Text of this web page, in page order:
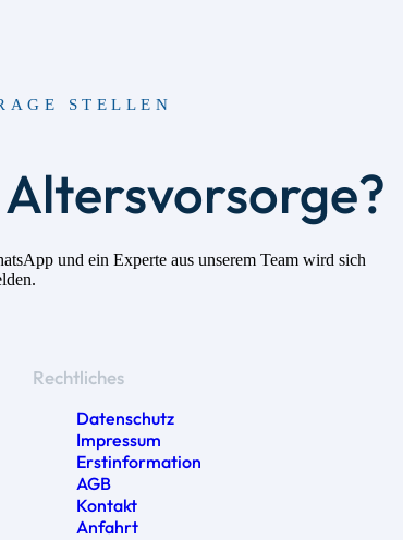
STELLEN
und ein Experte aus unserem Team wird sich
Rechtliches
Datenschutz
Impressum
Erstinformation
AGB
Kontakt
Anfahrt